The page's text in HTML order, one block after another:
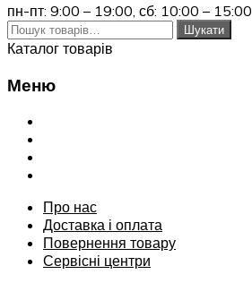
пн-пт: 9:00 – 19:00, сб: 10:00 – 15:00
Шукати:
Шукати
Каталог товарів
Меню
Переглянути
Про нас
Доставка і оплата
Повернення товару
Сервісні центри